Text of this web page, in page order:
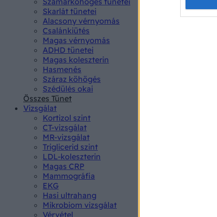
Skarlát tünetei
Alacsony vérnyomás
Csalánkiütés
Magas vérnyomás
ADHD tünetei
Magas koleszterin
Hasmenés
Száraz köhögés
Szédülés okai
Összes Tünet
Vizsgálat
Kortizol szint
CT-vizsgálat
MR-vizsgálat
Triglicerid szint
LDL-koleszterin
Magas CRP
Mammográfia
EKG
Hasi ultrahang
Mikrobiom vizsgálat
Vérvétel